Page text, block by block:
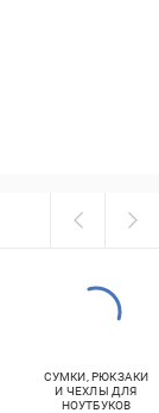
СУМКИ, РЮКЗАКИ
И ЧЕХЛЫ ДЛЯ
НОУТБУКОВ